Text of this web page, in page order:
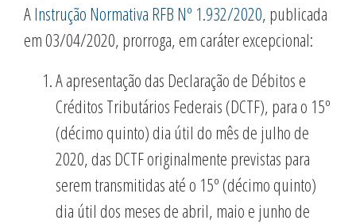
AInstrução Normativa RFB Nº 1.932/2020, publicada
em 03/04/2020, prorroga, em caráter excepcional:
A apresentação das Declaração de Débitos e
Créditos Tributários Federais (DCTF), para o 15º
(décimo quinto) dia útil do mês de julho de
2020, das DCTF originalmente previstas para
serem transmitidas até o 15º (décimo quinto)
dia útil dos meses de abril, maio e junho de